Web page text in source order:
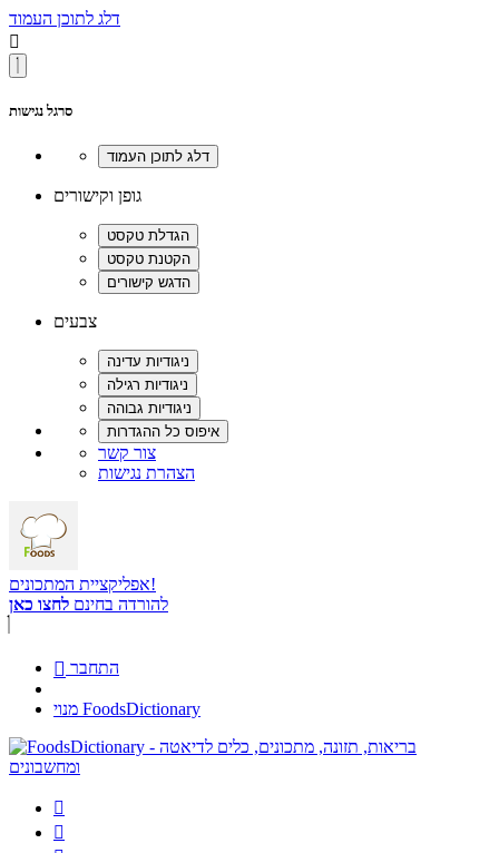
דלג לתוכן העמוד

סרגל נגישות
גופן וקישורים
צבעים
צור קשר
הצהרת נגישות
אפליקציית המתכונים!
להורדה בחינם לחצו כאן
 התחבר
מנוי FoodsDictionary

